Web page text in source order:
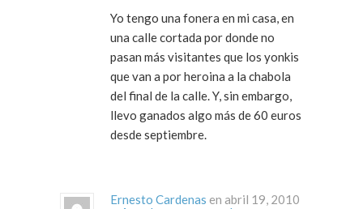
Yo tengo una fonera en mi casa, en
una calle cortada por donde no
pasan más visitantes que los yonkis
que van a por heroina a la chabola
del final de la calle. Y, sin embargo,
llevo ganados algo más de 60 euros
desde septiembre.
Ernesto Cardenas en abril 19, 2010